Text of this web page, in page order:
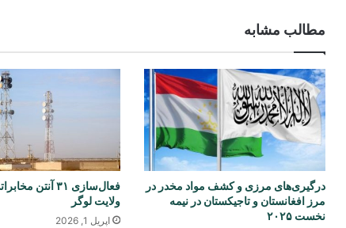
مطالب مشابه
درگیری‌های مرزی و کشف مواد مخدر در
مرز افغانستان و تاجیکستان در نیمه
نخست ۲۰۲۵
فعال‌سازی ۳۱ آنتن
ولایت لوگر
اپریل 1, 2026